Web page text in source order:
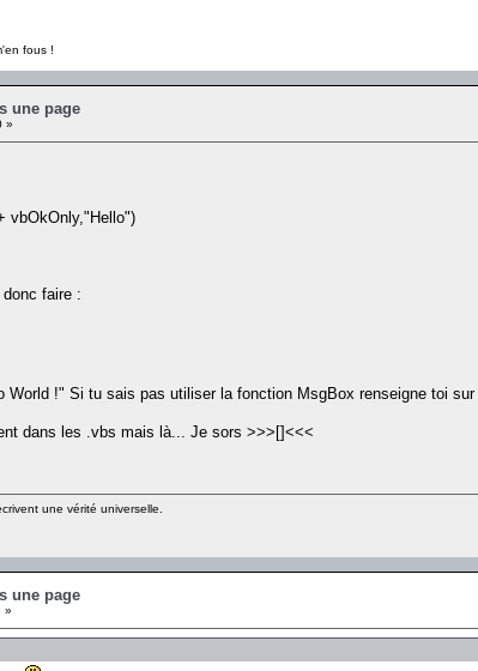
fous !
une page
»
faire :
World !" Si tu sais pas utiliser la fonction MsgBox renseigne toi
dans les .vbs mais là... Je sors >>>[]<<<
une vérité universelle.
une page
»